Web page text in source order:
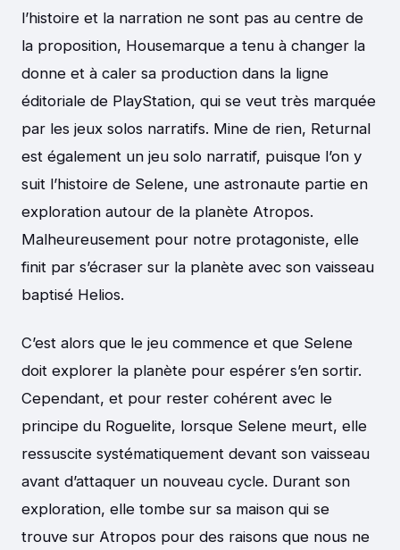
l’histoire et la narration ne sont pas au centre de
la proposition, Housemarque a tenu à changer la
donne et à caler sa production dans la ligne
éditoriale de PlayStation, qui se veut très marquée
par les jeux solos narratifs. Mine de rien, Returnal
est également un jeu solo narratif, puisque l’on y
suit l’histoire de Selene, une astronaute partie en
exploration autour de la planète Atropos.
Malheureusement pour notre protagoniste, elle
finit par s’écraser sur la planète avec son vaisseau
baptisé Helios.
C’est alors que le jeu commence et que Selene
doit explorer la planète pour espérer s’en sortir.
Cependant, et pour rester cohérent avec le
principe du Roguelite, lorsque Selene meurt, elle
ressuscite systématiquement devant son vaisseau
avant d’attaquer un nouveau cycle. Durant son
exploration, elle tombe sur sa maison qui se
trouve sur Atropos pour des raisons que nous ne